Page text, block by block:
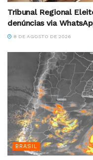
Tribunal Regional
denúncias via
8 DE AGOSTO DE 2026
BRASIL